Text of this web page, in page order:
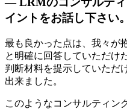
イントをお話し下さい。
最も良かった点は、我々が
と明確に回答していただけ
判断材料を提示していただ
出来ました。
このようなコンサルティン